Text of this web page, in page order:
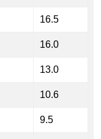
16.5
16.0
13.0
10.6
9.5